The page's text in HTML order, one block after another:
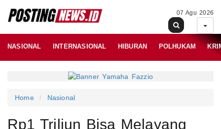
07 Agu 2026
NASIONAL INTERNASIONAL HIBURAN POLHUKAM
Home Nasional
Rp1 Triliun Bisa Melayang